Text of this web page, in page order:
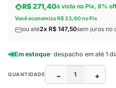
R$ 271,40à vista no Pix, 8%
Você economiza R$ 23,60 no Pix
ou até2x R$ 147,50sem juros no
Em estoque· despacho em até 1
QUANTIDADE − +